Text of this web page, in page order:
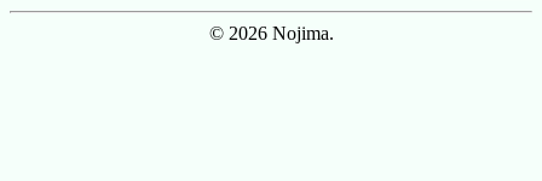
© 2026 Nojima.